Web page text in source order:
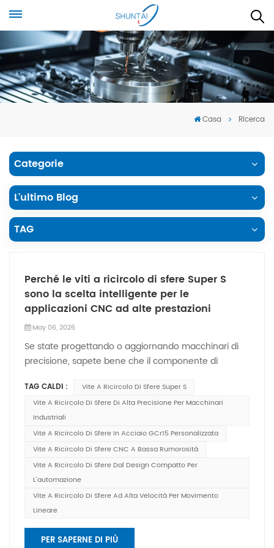
Casa Ricerca
Categorie
L'ultimo Blog
TAG
Perché le viti a ricircolo di sfere Super S
sono la scelta intelligente per le
applicazioni CNC ad alte prestazioni
May 06, 2026
Se state progettando o aggiornando macchinari di
precisione, sapete bene che il componente di
termini di velocità, precisione e affidabilità delle
vostre apparecchiature. Noi di Shuntai, con le nostre
viti a ricircolo di sfere Super S, siamo progettati per
risolvere i problemi più comuni nell'automazione CNC
e industriale, offrendo prestazioni più fluide, silenziose
e durature rispetto alle soluzioni standard. Scopriamo
insieme cosa rende queste viti così speciali e perché
sono scelte dai produttori di tutto il mondo.Cosa
rende diverse le viti a ricircolo di sfere Super S?A
si basano sull'attrito radente, le viti a sfere utilizzano
TAG CALDI :
Vite A Ricircolo Di Sfere Super S
Vite A Ricircolo Di Sfere Di Alta Precisione Per Macchinari
Industriali
Vite A Ricircolo Di Sfere In Acciaio GCr15 Personalizzata
Vite A Ricircolo Di Sfere CNC A Bassa Rumorosità
Vite A Ricircolo Di Sfere Dal Design Compatto Per
L'automazione
Vite A Ricircolo Di Sfere Ad Alta Velocità Per Movimento
Lineare
PER SAPERNE DI PIÙ